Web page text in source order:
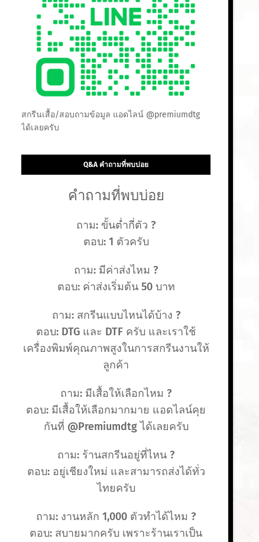
สกรีนเสื้อ/สอบถามข้อมูล แอดไลน์ @premiumdtg
ได้เลยครับ
Q&A คำถามที่พบบ่อย
คำถามที่พบบ่อย
ถาม: ขั้นต่ำกี่ตัว ?
ตอบ: 1 ตัวครับ
ถาม: มีค่าส่งไหม ?
ตอบ: ค่าส่งเริ่มต้น 50 บาท
ถาม: สกรีนแบบไหนได้บ้าง ?
ตอบ: DTG และ DTF ครับ และเราใช้
เครื่องพิมพ์คุณภาพสูงในการสกรีนงานให้
ลูกค้า
ถาม: มีเสื้อให้เลือกไหม ?
ตอบ: มีเสื้อให้เลือกมากมาย แอดไลน์คุย
กันที่ @Premiumdtg ได้เลยครับ
ถาม: ร้านสกรีนอยู่ที่ไหน ?
ตอบ: อยู่เชียงใหม่ และสามารถส่งได้ทั่ว
ไทยครับ
ถาม: งานหลัก 1,000 ตัวทำได้ไหม ?
ตอบ: สบายมากครับ เพราะร้านเราเป็น